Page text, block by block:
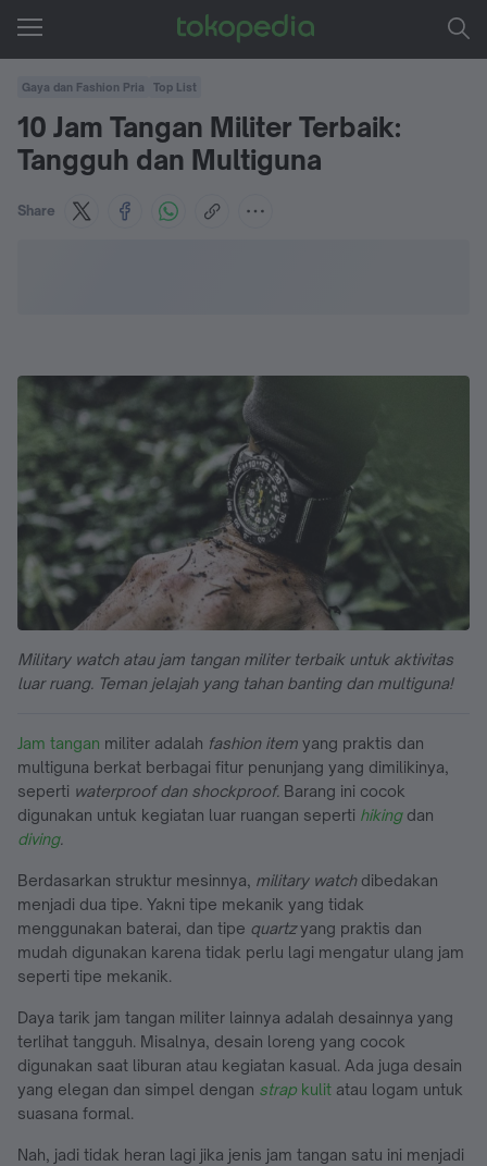
Gaya dan Fashion Pria Top List
10 Jam Tangan Militer Terbaik:
Tangguh dan Multiguna
Share
Military watch atau jam tangan militer terbaik untuk aktivitas
luar ruang. Teman jelajah yang tahan banting dan multiguna!
Jam tangan militer adalah fashion item yang praktis dan
multiguna berkat berbagai fitur penunjang yang dimilikinya,
seperti waterproof dan shockproof. Barang ini cocok
digunakan untuk kegiatan luar ruangan seperti hiking dan
diving.
Berdasarkan struktur mesinnya, military watchdibedakan
menjadi dua tipe. Yakni tipe mekanik yang tidak
menggunakan baterai, dan tipe quartzyang praktis dan
mudah digunakan karena tidak perlu lagi mengatur ulang jam
seperti tipe mekanik.
Daya tarik jam tangan militer lainnya adalah desainnya yang
terlihat tangguh. Misalnya, desain loreng yang cocok
digunakan saat liburan atau kegiatan kasual. Ada juga desain
yang elegan dan simpel dengan strap kulit atau logam untuk
suasana formal.
Nah, jadi tidak heran lagi jika jenis jam tangan satu ini menjadi